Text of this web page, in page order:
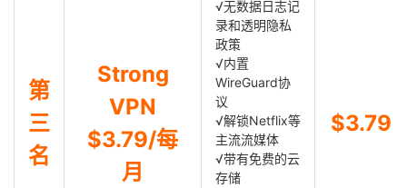
第
三
名
Strong
VPN
$3.79/每
月
√无数据日志记
录和透明隐私
政策
√内置
WireGuard协
议
√解锁Netflix等
主流流媒体
√带有免费的云
存储
$3.79